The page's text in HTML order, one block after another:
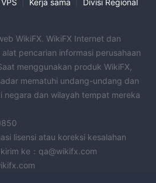
Kerja sama Divisi Regional
WikiFX. WikiFX Internet dan
pencarian informasi perusahaan
menggunakan produk WikiFX,
mematuhi undang-undang dan
negara dan wilayah tempat mereka
lisensi atau koreksi kesalahan
ke：qa@wikifx.com